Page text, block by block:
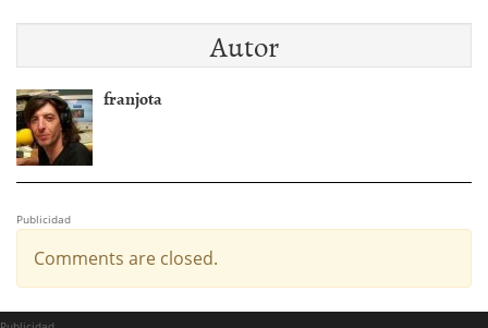
Autor
franjota
Publicidad
Comments are closed.